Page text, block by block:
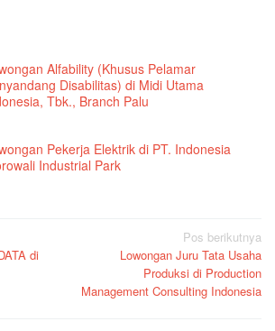
Alfability (Khusus Pelamar
Disabilitas) di Midi Utama
Tbk., Branch Palu
Pekerja Elektrik di PT. Indonesia
Industrial Park
di
Pos berikutnya
Lowongan Juru Tata Usaha
Produksi di Production
Management Consulting Indonesia